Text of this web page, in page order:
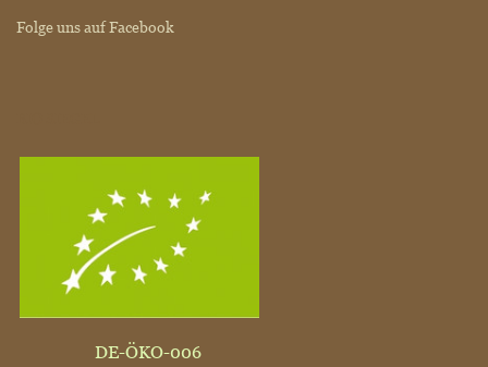
Folge uns auf Facebook
DE-ÖKO-006